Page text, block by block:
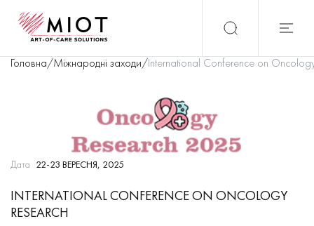
Головна/Міжнародні заходи/International Conference on
Дата 22-23 ВЕРЕСНЯ, 2025
INTERNATIONAL CONFERENCE ON ONCOLOGY
RESEARCH